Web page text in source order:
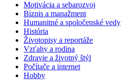
Motivácia a sebarozvoj
Biznis a manažment
Humanitné a spoločenské vedy
História
Životopisy a reportáže
Vzťahy a rodina
Zdravie a životný štýl
Počítače a internet
Hobby